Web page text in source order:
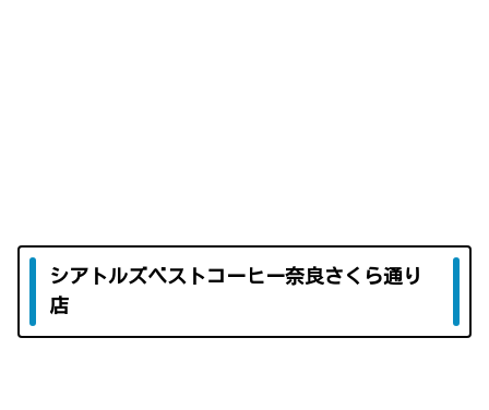
シアトルズベストコーヒー奈良さくら通り
店